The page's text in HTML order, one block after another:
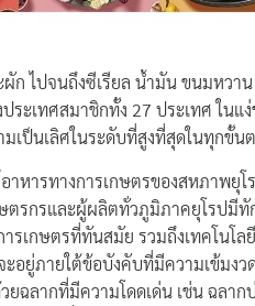
ไปจนถึงซีเรียล น้ำมัน ขนมหวาน
ระเทศสมาชิกทั้ง 27 ประเทศ ใน
เป็นเลิศในระดับที่สูงที่สุดในทุกขั้
ารทางการเกษตรของสหภาพยุโ
รกรและผู้ผลิตทั่วภูมิภาคยุโรปมีทั
เกษตรที่ทันสมัย รวมถึงเทคโนโล
อยู่ภายใต้ข้อบังคับที่มีความเข้มง
ลากที่มีความโดดเด่น เช่น ฉลาก